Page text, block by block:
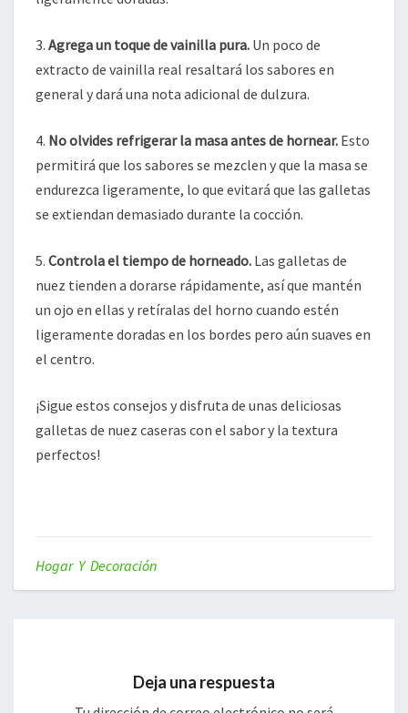
3. Agrega un toque de vainilla pura. Un poco de
extracto de vainilla real resaltará los sabores en
general y dará una nota adicional de dulzura.
4. No olvides refrigerar la masa antes de hornear. Esto
permitirá que los sabores se mezclen y que la masa se
endurezca ligeramente, lo que evitará que las galletas
se extiendan demasiado durante la cocción.
5. Controla el tiempo de horneado. Las galletas de
nuez tienden a dorarse rápidamente, así que mantén
un ojo en ellas y retíralas del horno cuando estén
ligeramente doradas en los bordes pero aún suaves en
el centro.
¡Sigue estos consejos y disfruta de unas deliciosas
galletas de nuez caseras con el sabor y la textura
perfectos!
Hogar Y Decoración
Deja una respuesta